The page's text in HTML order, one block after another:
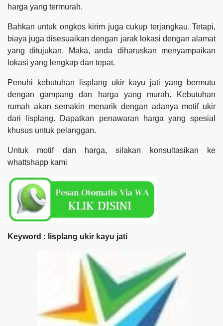
harga yang termurah.
Bahkan untuk ongkos kirim juga cukup terjangkau. Tetapi,
biaya juga disesuaikan dengan jarak lokasi dengan alamat
yang ditujukan. Maka, anda diharuskan menyampaikan
lokasi yang lengkap dan tepat.
Penuhi kebutuhan lisplang ukir kayu jati yang bermutu
dengan gampang dan harga yang murah. Kebutuhan
rumah akan semakin menarik dengan adanya motif ukir
dari lisplang. Dapatkan penawaran harga yang spesial
khusus untuk pelanggan.
Untuk motif dan harga, silakan konsultasikan ke
whattshapp kami
Keyword : lisplang ukir kayu jati